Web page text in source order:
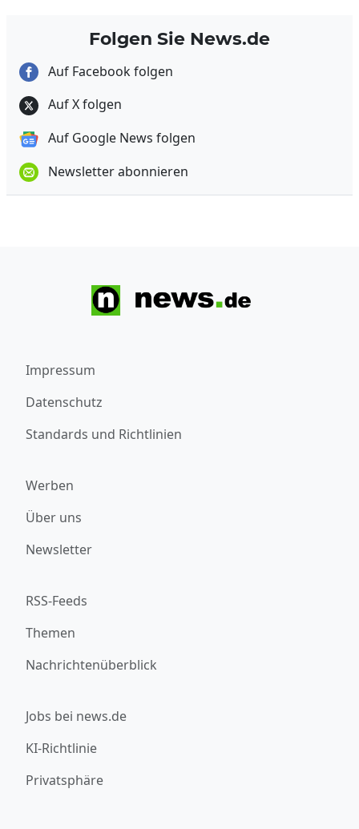
Folgen Sie News.de
Auf Facebook folgen
Auf X folgen
Auf Google News folgen
Newsletter abonnieren
Impressum
Datenschutz
Standards und Richtlinien
Werben
Über uns
Newsletter
RSS-Feeds
Themen
Nachrichtenüberblick
Jobs bei news.de
KI-Richtlinie
Privatsphäre